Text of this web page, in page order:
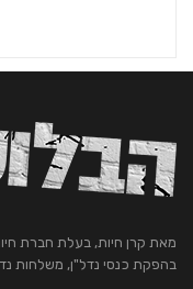
מאת קרן חיות, בעלת חברת
בהפקת כנסי נדל"ן, משלחות